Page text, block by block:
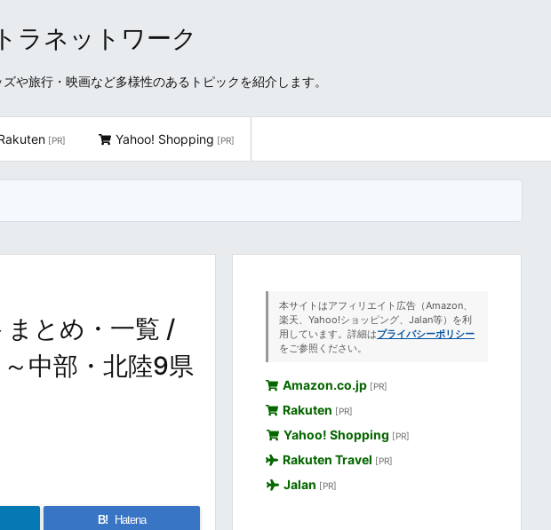
ラネットワーク
や旅行・映画など多様性のあるトピックを紹介します。
[PR] Yahoo! Shopping [PR]
とめ・一覧 /
中部・北陸9県
B! Hatena
本サイトはアフィリエイト広告（Amazon、
楽天、Yahoo!ショッピング、Jalan等）を利
用しています。詳細はプライバシーポリシー
をご参照ください。
Amazon.co.jp [PR]
Rakuten [PR]
Yahoo! Shopping [PR]
Rakuten Travel [PR]
Jalan [PR]